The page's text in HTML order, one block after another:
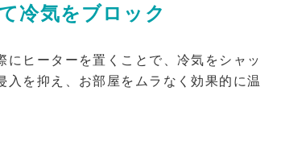
冷気をブロック
にヒーターを置くことで、冷気をシャッ
入を抑え、お部屋をムラなく効果的に温